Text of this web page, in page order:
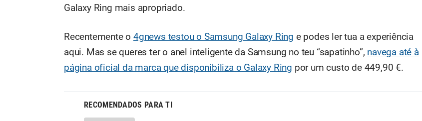
Galaxy Ring mais apropriado.
Recentemente o4gnews testou o Samsung Galaxy Ring e podes ler tua a experiência
aqui. Mas se queres ter o anel inteligente da Samsung no teu “sapatinho”, navega até à
página oficial da marca que disponibiliza o Galaxy Ring por um custo de 449,90 €.
RECOMENDADOS PARA TI